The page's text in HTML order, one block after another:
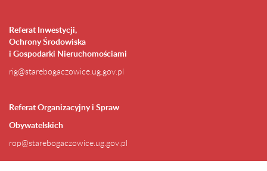
Referat Inwestycji,
Ochrony Środowiska
i Gospodarki Nieruchomościami
rig@starebogaczowice.ug.gov.pl
Referat Organizacyjny i Spraw
Obywatelskich
rop@starebogaczowice.ug.gov.pl